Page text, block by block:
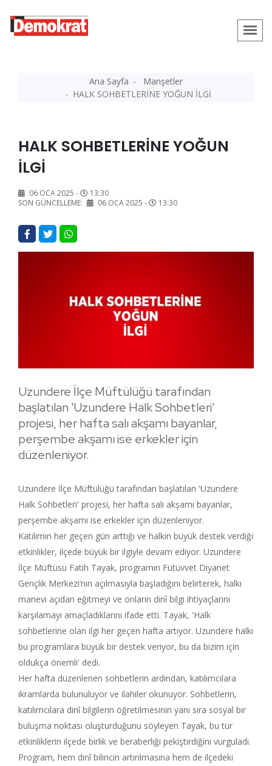
Ana Sayfa
Manşetler
HALK SOHBETLERİNE YOĞUN İLGİ
HALK SOHBETLERİNE YOĞUN
İLGİ
06 OCA 2025 -
13:30
SON GÜNCELLEME:
06 OCA 2025 - 13:30
Uzundere İlçe Müftülüğü tarafından
başlatılan 'Uzundere Halk Sohbetleri'
projesi, her hafta salı akşamı bayanlar,
perşembe akşamı ise erkekler için
düzenleniyor.
Uzundere İlçe Müftülüğü tarafından başlatılan 'Uzundere
Halk Sohbetleri' projesi, her hafta salı akşamı bayanlar,
perşembe akşamı ise erkekler için düzenleniyor.
Katılımın her geçen gün arttığı ve halkın büyük destek verdiği
etkinlikler, ilçede büyük bir ilgiyle devam ediyor. Uzundere
İlçe Müftüsü Fatih Tayak, programın Fütüvvet Diyanet
Gençlik Merkezi’nin açılmasıyla başladığını belirterek, halkı
manevi açıdan eğitmeyi ve onların dinî bilgi ihtiyaçlarını
karşılamayı amaçladıklarını ifade etti. Tayak, 'Halk
sohbetlerine olan ilgi her geçen hafta artıyor. Uzundere halkı
bu programlara büyük bir destek veriyor, bu da bizim için
oldukça önemli' dedi.
Her hafta düzenlenen sohbetlerin ardından, katılımcılara
ikramlarda bulunuluyor ve ilahiler okunuyor. Sohbetlerin,
katılımcılara dinî bilgilerin öğretilmesinin yanı sıra sosyal bir
buluşma noktası oluşturduğunu söyleyen Tayak, bu tür
etkinliklerin ilçede birlik ve beraberliği pekiştirdiğini vurguladı.
Program, hem dinî bilincin artırılmasına hem de ilçedeki